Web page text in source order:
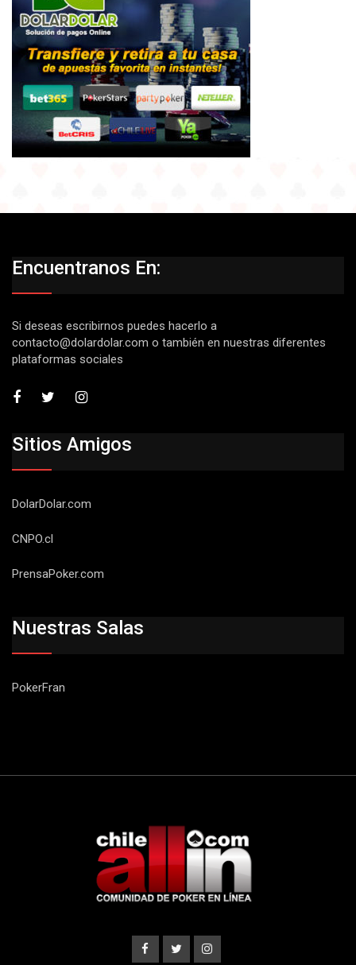
Encuentranos En:
Si deseas escribirnos puedes hacerlo a
contacto@dolardolar.com o también en nuestras diferentes
plataformas sociales
Sitios Amigos
DolarDolar.com
CNPO.cl
PrensaPoker.com
Nuestras Salas
PokerFran